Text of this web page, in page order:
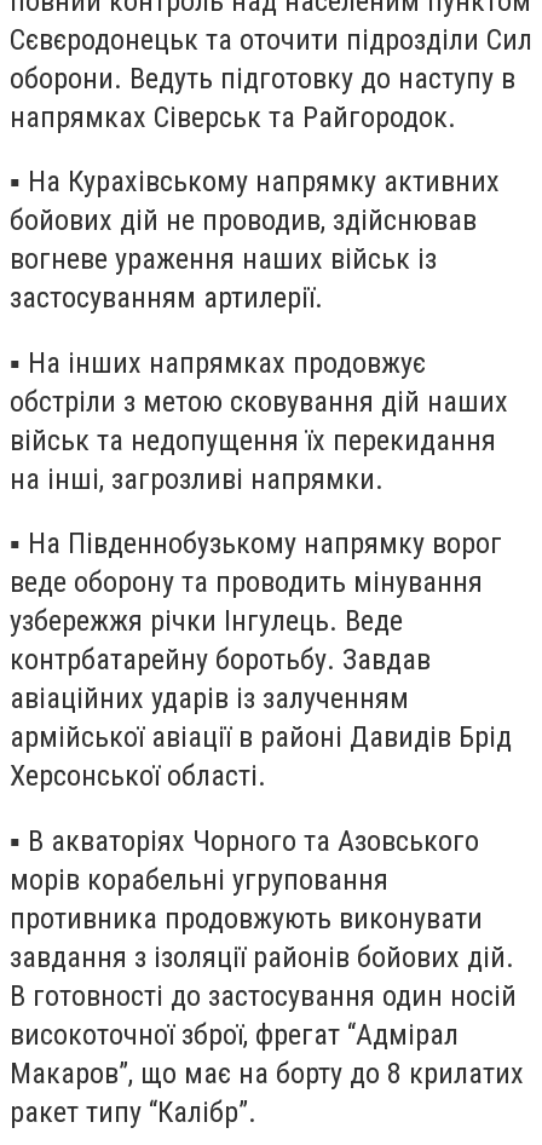
Сєвєродонецьк та оточити підрозділи Сил
оборони. Ведуть підготовку до наступу в
напрямках Сіверськ та Райгородок.
▪️ На Курахівському напрямку активних
бойових дій не проводив, здійснював
вогневе ураження наших військ із
застосуванням артилерії.
▪️ На інших напрямках продовжує
обстріли з метою сковування дій наших
військ та недопущення їх перекидання
на інші, загрозливі напрямки.
▪️ На Південнобузькому напрямку ворог
веде оборону та проводить мінування
узбережжя річки Інгулець. Веде
контрбатарейну боротьбу. Завдав
авіаційних ударів із залученням
армійської авіації в районі Давидів Брід
Херсонської області.
▪️ В акваторіях Чорного та Азовського
морів корабельні угруповання
противника продовжують виконувати
завдання з ізоляції районів бойових дій.
В готовності до застосування один носій
високоточної зброї, фрегат “Адмірал
Макаров”, що має на борту до 8 крилатих
ракет типу “Калібр”.